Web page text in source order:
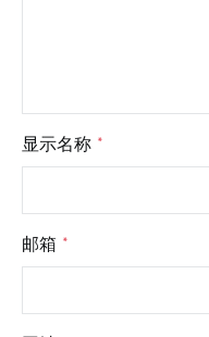
显示名称 *
邮箱 *